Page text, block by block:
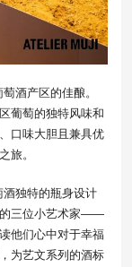
酒产区的佳酿。
葡萄的独特风味和
口味大胆且兼具优
旅。
独特的瓶身设计
的三位小艺术家——
他们心中对于幸福
为艺文系列的酒标